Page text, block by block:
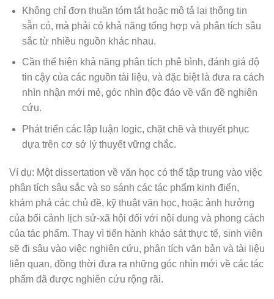
Không chỉ đơn thuần tóm tắt hoặc mô tả lại thông tin
sẵn có, mà phải có khả năng tổng hợp và phân tích sâu
sắc từ nhiều nguồn khác nhau.
Cần thể hiện khả năng phân tích phê bình, đánh giá độ
tin cậy của các nguồn tài liệu, và đặc biệt là đưa ra cách
nhìn nhận mới mẻ, góc nhìn độc đáo về vấn đề nghiên
cứu.
Phát triển các lập luận logic, chặt chẽ và thuyết phục
dựa trên cơ sở lý thuyết vững chắc.
Ví dụ: Một dissertation về văn học có thể tập trung vào việc
phân tích sâu sắc và so sánh các tác phẩm kinh điển,
khám phá các chủ đề, kỹ thuật văn học, hoặc ảnh hưởng
của bối cảnh lịch sử-xã hội đối với nội dung và phong cách
của tác phẩm. Thay vì tiến hành khảo sát thực tế, sinh viên
sẽ đi sâu vào việc nghiên cứu, phân tích văn bản và tài liệu
liên quan, đồng thời đưa ra những góc nhìn mới về các tác
phẩm đã được nghiên cứu rộng rãi.